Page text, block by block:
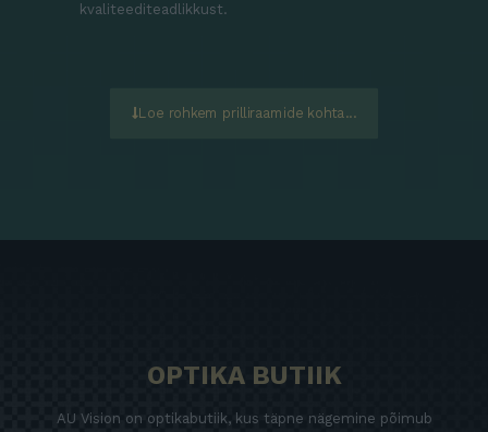
kvaliteediteadlikkust.
Loe rohkem prilliraamide kohta...
OPTIKA BUTIIK
AU Vision on optikabutiik, kus täpne nägemine põimub